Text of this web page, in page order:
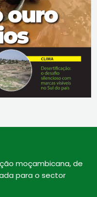
moçambicana, de
para o sector